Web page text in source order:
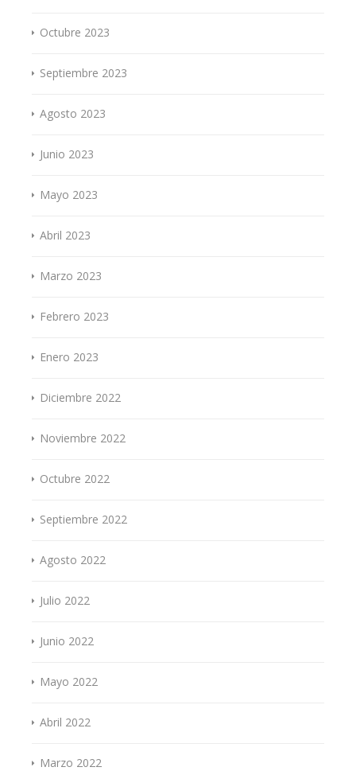
Octubre 2023
Septiembre 2023
Agosto 2023
Junio 2023
Mayo 2023
Abril 2023
Marzo 2023
Febrero 2023
Enero 2023
Diciembre 2022
Noviembre 2022
Octubre 2022
Septiembre 2022
Agosto 2022
Julio 2022
Junio 2022
Mayo 2022
Abril 2022
Marzo 2022